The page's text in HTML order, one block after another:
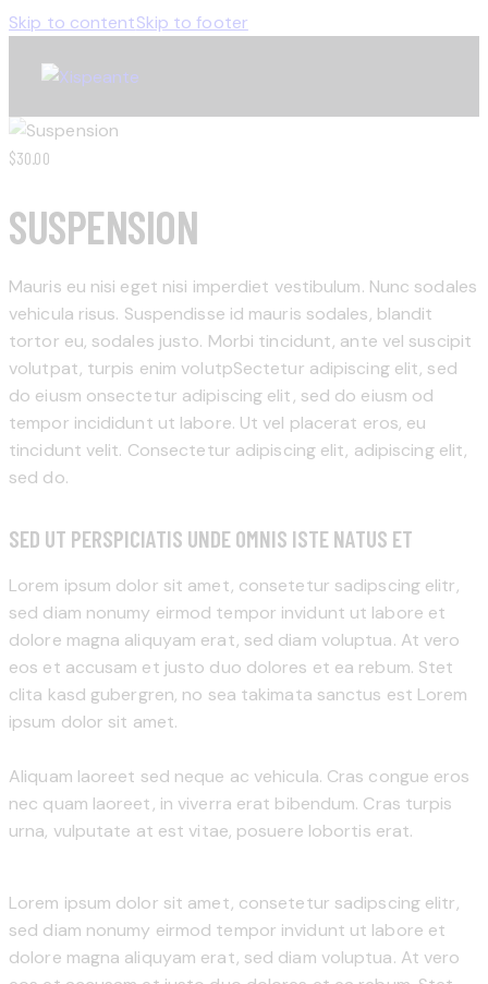
Skip to contentSkip to footer
$30.00
SUSPENSION
Mauris eu nisi eget nisi imperdiet vestibulum. Nunc sodales
vehicula risus. Suspendisse id mauris sodales, blandit
tortor eu, sodales justo. Morbi tincidunt, ante vel suscipit
volutpat, turpis enim volutpSectetur adipiscing elit, sed
do eiusm onsectetur adipiscing elit, sed do eiusm od
tempor incididunt ut labore. Ut vel placerat eros, eu
tincidunt velit. Consectetur adipiscing elit, adipiscing elit,
sed do.
SED UT PERSPICIATIS UNDE OMNIS ISTE NATUS ET
Lorem ipsum dolor sit amet, consetetur sadipscing elitr,
sed diam nonumy eirmod tempor invidunt ut labore et
dolore magna aliquyam erat, sed diam voluptua. At vero
eos et accusam et justo duo dolores et ea rebum. Stet
clita kasd gubergren, no sea takimata sanctus est Lorem
ipsum dolor sit amet.
Aliquam laoreet sed neque ac vehicula. Cras congue eros
nec quam laoreet, in viverra erat bibendum. Cras turpis
urna, vulputate at est vitae, posuere lobortis erat.
Lorem ipsum dolor sit amet, consetetur sadipscing elitr,
sed diam nonumy eirmod tempor invidunt ut labore et
dolore magna aliquyam erat, sed diam voluptua. At vero